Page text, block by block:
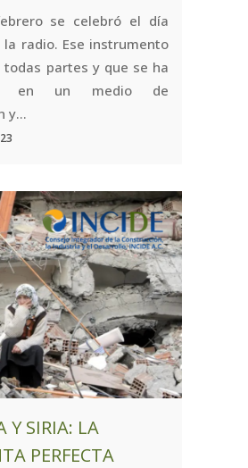
se celebró el día
la radio. Ese instrumento
todas partes y que se ha
en un medio de
y...
Y SIRIA: LA
PERFECTA